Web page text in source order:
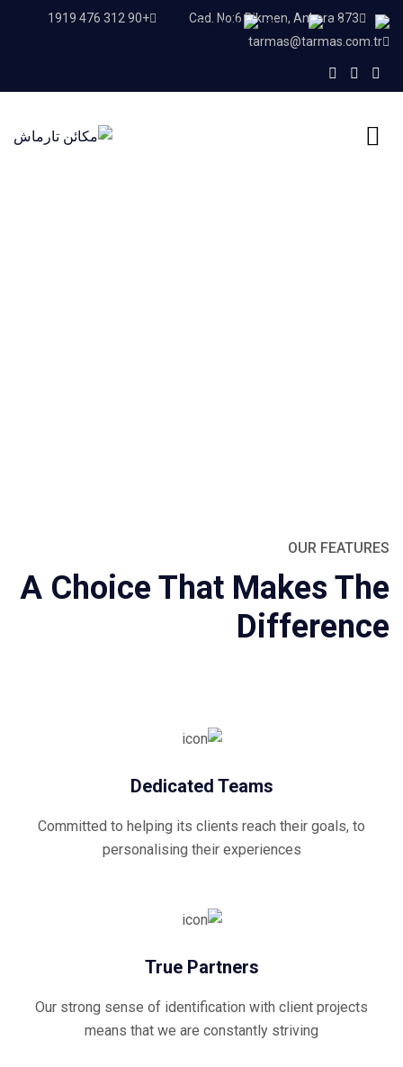
873 Cad. No:6 Dikmen, Ankara
+90 312 476 1919
tarmas@tarmas.com.tr
OUR FEATURES
A Choice That Makes The
Difference
Dedicated Teams
Committed to helping its clients reach their goals, to
personalising their experiences
True Partners
Our strong sense of identification with client projects
means that we are constantly striving